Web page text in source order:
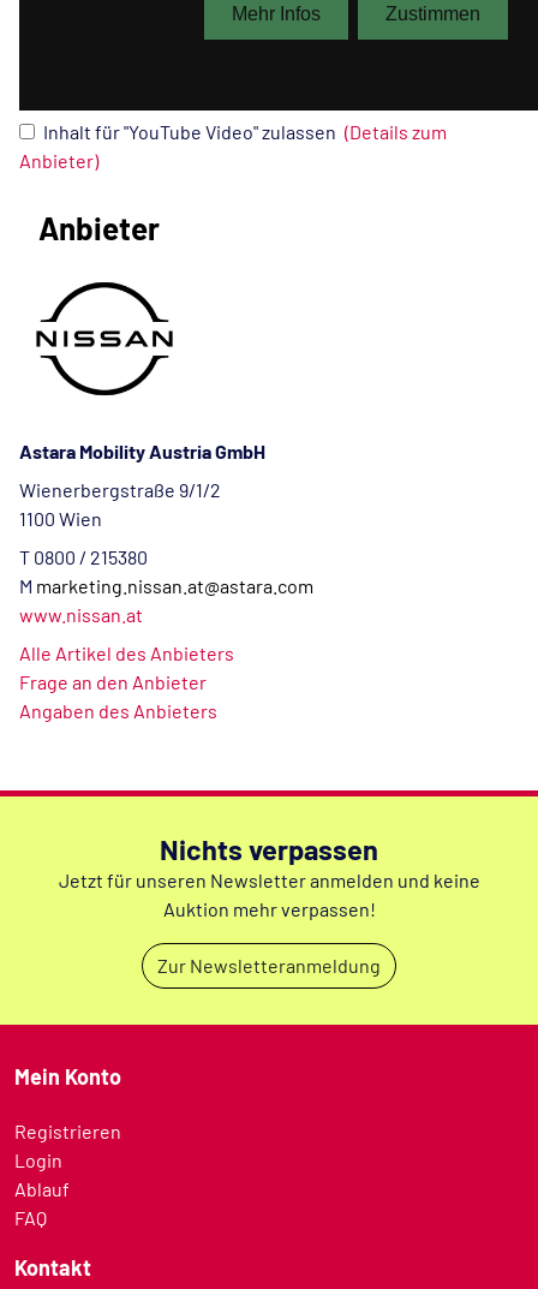
Inhalt für "YouTube Video" zulassen (Details zum
Anbieter)
Anbieter
Astara Mobility Austria GmbH
Wienerbergstraße 9/1/2
1100 Wien
T 0800 / 215380
M marketing.nissan.at@astara.com
www.nissan.at
Alle Artikel des Anbieters
Frage an den Anbieter
Angaben des Anbieters
Nichts verpassen
Jetzt für unseren Newsletter anmelden und keine
Auktion mehr verpassen!
Zur Newsletteranmeldung
Mein Konto
Registrieren
Login
Ablauf
FAQ
Kontakt